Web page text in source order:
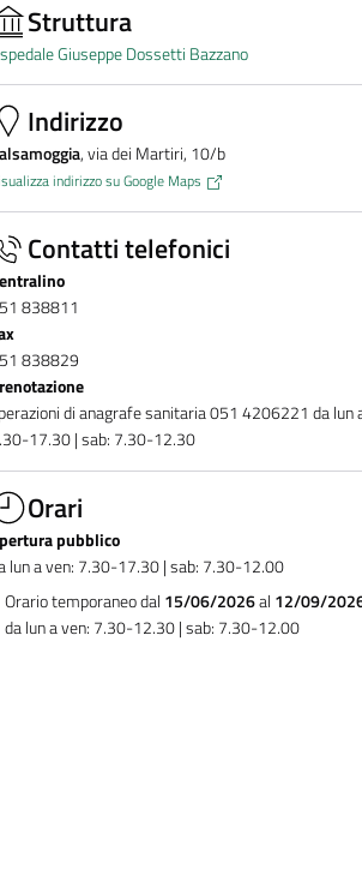
Struttura
Giuseppe Dossetti Bazzano
Indirizzo
, via dei Martiri, 10/b
indirizzo su Google Maps
Contatti telefonici
838811
838829
di anagrafe sanitaria 051 4206221 da lun
17.30 | sab: 7.30-12.30
Orari
pubblico
lun a ven: 7.30-17.30 | sab: 7.30-12.00
Orario temporaneo dal 15/06/2026al 12/09/
da lun a ven: 7.30-12.30 | sab: 7.30-12.00